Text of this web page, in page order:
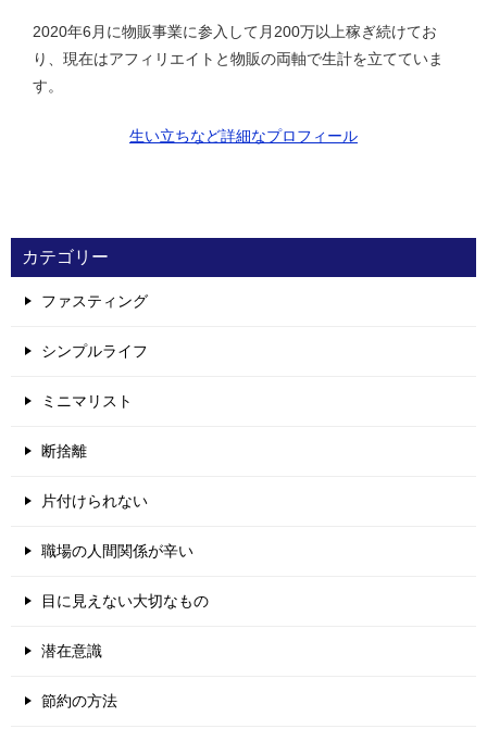
2020年6月に物販事業に参入して月200万以上稼ぎ続けてお
り、現在はアフィリエイトと物販の両軸で生計を立てていま
す。
生い立ちなど詳細なプロフィール
カテゴリー
ファスティング
シンプルライフ
ミニマリスト
断捨離
片付けられない
職場の人間関係が辛い
目に見えない大切なもの
潜在意識
節約の方法